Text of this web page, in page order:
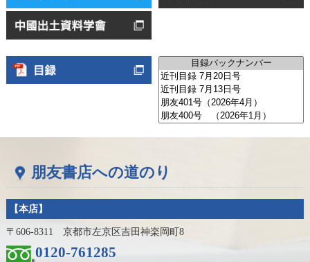
朋友書店への道のり
【本店】
〒606-8311 京都市左京区吉田神楽岡町8
0120-761285